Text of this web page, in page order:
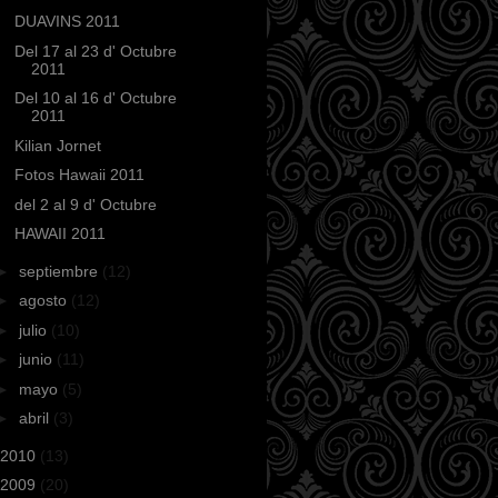
DUAVINS 2011
Del 17 al 23 d' Octubre
2011
Del 10 al 16 d' Octubre
2011
Kilian Jornet
Fotos Hawaii 2011
del 2 al 9 d' Octubre
HAWAII 2011
septiembre (12)
agosto (12)
julio (10)
junio (11)
mayo (5)
abril (3)
2010 (13)
2009 (20)